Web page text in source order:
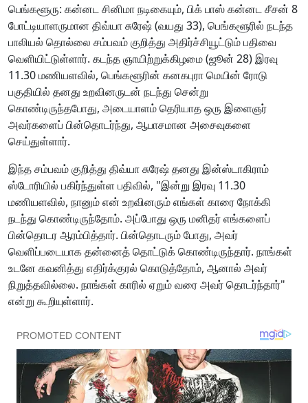
பெங்களூரு: கன்னட சினிமா நடிகையும், பிக் பாஸ் கன்னட சீசன் 8
போட்டியாளருமான திவ்யா சுரேஷ் (வயது 33), பெங்களூரில் நடந்த
பாலியல் தொல்லை சம்பவம் குறித்து அதிர்ச்சியூட்டும் பதிவை
வெளியிட்டுள்ளார். கடந்த ஞாயிற்றுக்கிழமை (ஜூன் 28) இரவு
11.30 மணியளவில், பெங்களூரின் கனகபுரா மெயின் ரோடு
பகுதியில் தனது உறவினருடன் நடந்து சென்று
கொண்டிருந்தபோது, அடையாளம் தெரியாத ஒரு இளைஞர்
அவர்களைப் பின்தொடர்ந்து, ஆபாசமான அசைவுகளை
செய்துள்ளார்.
இந்த சம்பவம் குறித்து திவ்யா சுரேஷ் தனது இன்ஸ்டாகிராம்
ஸ்டோரியில் பகிர்ந்துள்ள பதிவில், "இன்று இரவு 11.30
மணியளவில், நானும் என் உறவினரும் எங்கள் காரை நோக்கி
நடந்து கொண்டிருந்தோம். அப்போது ஒரு மனிதர் எங்களைப்
பின்தொடர ஆரம்பித்தார். பின்தொடரும் போது, அவர்
வெளிப்படையாக தன்னைத் தொட்டுக் கொண்டிருந்தார். நாங்கள்
உடனே கவனித்து எதிர்க்குரல் கொடுத்தோம், ஆனால் அவர்
நிறுத்தவில்லை. நாங்கள் காரில் ஏறும் வரை அவர் தொடர்ந்தார்"
என்று கூறியுள்ளார்.